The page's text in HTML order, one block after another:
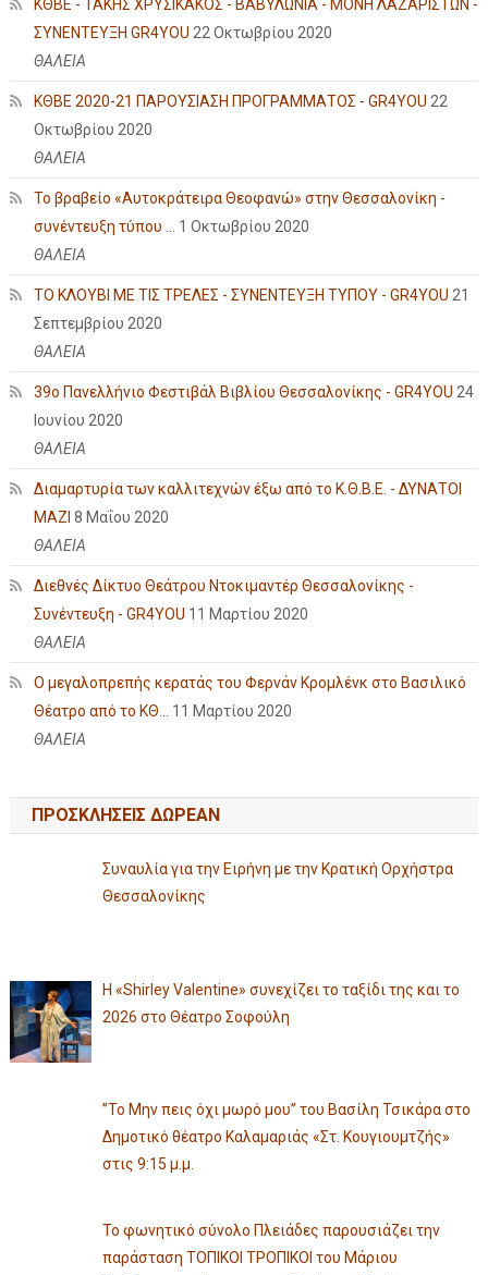
ΚΘΒΕ - ΤΑΚΗΣ ΧΡΥΣΙΚΑΚΟΣ - ΒΑΒΥΛΩΝΙΑ - ΜΟΝΗ ΛΑΖΑΡΙΣΤΩΝ -
ΣΥΝΕΝΤΕΥΞΗ GR4YOU 22 Οκτωβρίου 2020
ΘΑΛΕΙΑ
ΚΘΒΕ 2020-21 ΠΑΡΟΥΣΙΑΣΗ ΠΡΟΓΡΑΜΜΑΤΟΣ - GR4YOU 22
Οκτωβρίου 2020
ΘΑΛΕΙΑ
Το βραβείο «Αυτοκράτειρα Θεοφανώ» στην Θεσσαλονίκη -
συνέντευξη τύπου ...
1 Οκτωβρίου 2020
ΘΑΛΕΙΑ
ΤΟ ΚΛΟΥΒΙ ΜΕ ΤΙΣ ΤΡΕΛΕΣ - ΣΥΝΕΝΤΕΥΞΗ ΤΥΠΟΥ - GR4YOU 21
Σεπτεμβρίου 2020
ΘΑΛΕΙΑ
39ο Πανελλήνιο Φεστιβάλ Βιβλίου Θεσσαλονίκης - GR4YOU 24
Ιουνίου 2020
ΘΑΛΕΙΑ
Διαμαρτυρία των καλλιτεχνών έξω από το Κ.Θ.Β.Ε. - ΔΥΝΑΤΟΙ
ΜΑΖΙ 8 Μαΐου 2020
ΘΑΛΕΙΑ
Διεθνές Δίκτυο Θεάτρου Ντοκιμαντέρ Θεσσαλονίκης -
Συνέντευξη - GR4YOU 11 Μαρτίου 2020
ΘΑΛΕΙΑ
Ο μεγαλοπρεπής κερατάς του Φερνάν Κρομλένκ στο Βασιλικό
Θέατρο από το ΚΘ...
11 Μαρτίου 2020
ΘΑΛΕΙΑ
ΠΡΟΣΚΛΗΣΕΙΣ ΔΩΡΕΑΝ
Συναυλία για την Ειρήνη με την Κρατική Ορχήστρα
Θεσσαλονίκης
Η «Shirley Valentine» συνεχίζει το ταξίδι της και το
2026 στο Θέατρο Σοφούλη
”Το Μην πεις όχι μωρό μου” του Βασίλη Τσικάρα στο
Δημοτικό θέατρο Καλαμαριάς «Στ. Κουγιουμτζής»
στις 9:15 μ.μ.
Το φωνητικό σύνολο Πλειάδες παρουσιάζει την
παράσταση ΤΟΠΙΚΟΙ ΤΡΟΠΙΚΟΙ του Μάριου